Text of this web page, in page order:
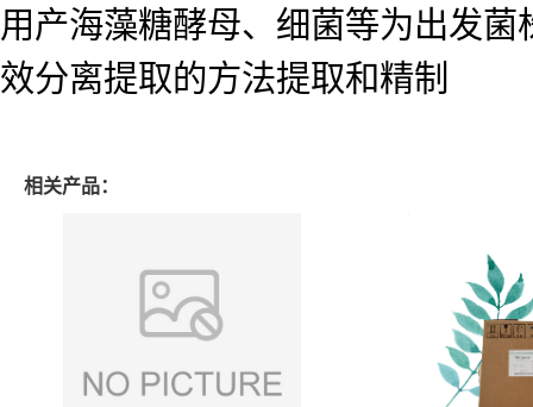
用产海藻糖酵母、细菌等为出发
效分离提取的方法提取和精制
相关产品：